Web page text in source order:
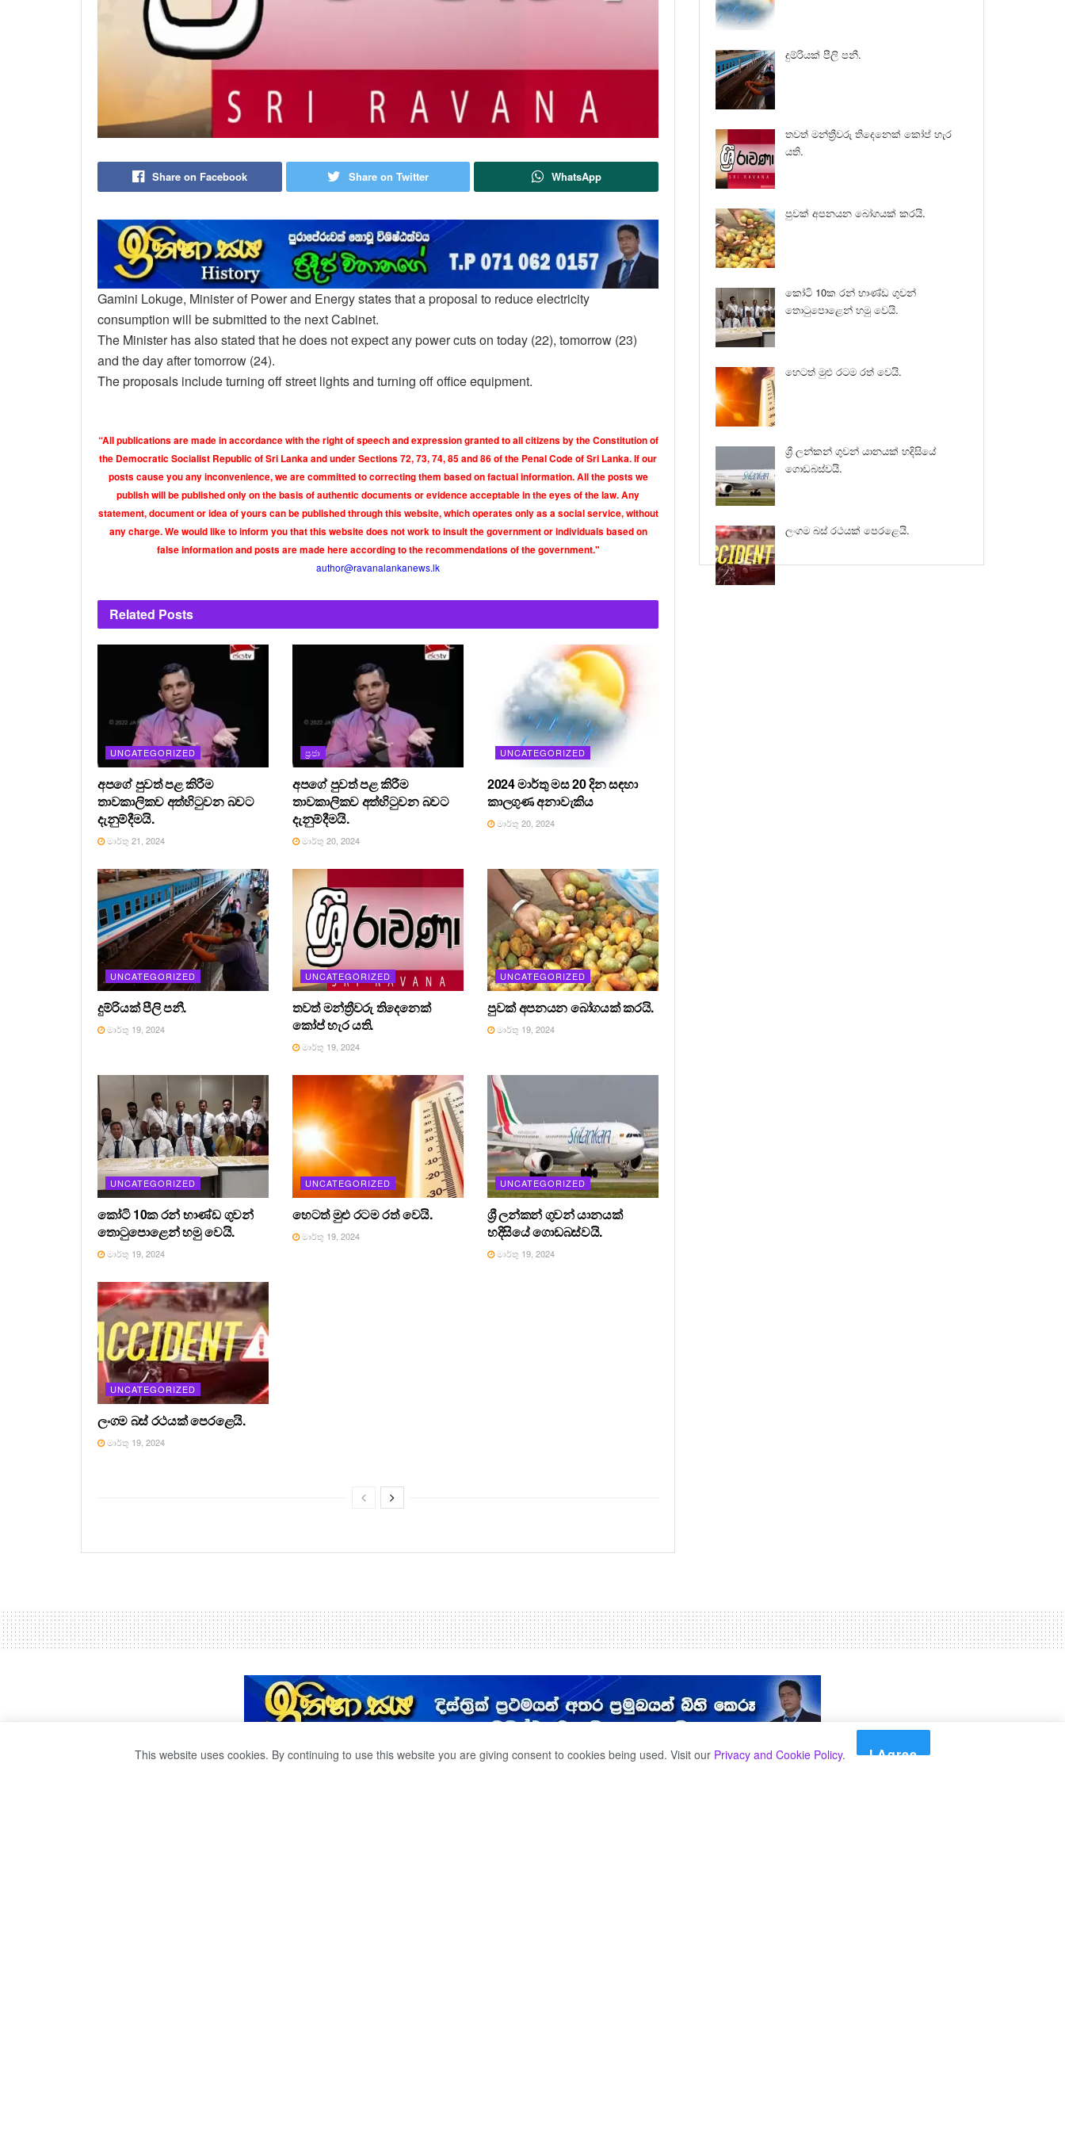
Share on Facebook Share on Twitter WhatsApp
Gamini Lokuge, Minister of Power and Energy states that a proposal to reduce electricity
consumption will be submitted to the next Cabinet.
The Minister has also stated that he does not expect any power cuts on today (22), tomorrow (23)
and the day after tomorrow (24).
The proposals include turning off street lights and turning off office equipment.
“All publications are made in accordance with the right of speech and expression granted to all citizens by the Constitution of
the Democratic Socialist Republic of Sri Lanka and under Sections 72, 73, 74, 85 and 86 of the Penal Code of Sri Lanka. If our
posts cause you any inconvenience, we are committed to correcting them based on factual information. All the posts we
publish will be published only on the basis of authentic documents or evidence acceptable in the eyes of the law. Any
statement, document or idea of yours can be published through this website, which operates only as a social service, without
any charge. We would like to inform you that this website does not work to insult the government or individuals based on
false information and posts are made here according to the recommendations of the government."
author@ravanalankanews.lk
Related Posts
UNCATEGORIZED
අපගේ පුවත් පළ කිරීම
තාවකාලිකව අත්හිටුවන බවට
දැනුම්දීමයි.
මාර්තු 21, 2024
ප්‍රජා
අපගේ පුවත් පළ කිරීම
තාවකාලිකව අත්හිටුවන බවට
දැනුම්දීමයි.
මාර්තු 20, 2024
UNCATEGORIZED
2024 මාර්තු මස 20 දින සඳහා
කාලගුණ අනාවැකිය
මාර්තු 20, 2024
UNCATEGORIZED
දුම්රියක් පීලි පනී.
මාර්තු 19, 2024
UNCATEGORIZED
තවත් මන්ත්‍රීවරු තිදෙනෙක්
කෝප් හැර යති.
මාර්තු 19, 2024
UNCATEGORIZED
පුවක් අපනයන බෝගයක් කරයි.
මාර්තු 19, 2024
UNCATEGORIZED
කෝටි 10ක රන් භාණ්ඩ ගුවන්
තොටුපොළෙන් හමු වෙයි.
මාර්තු 19, 2024
UNCATEGORIZED
හෙටත් මුළු රටම රත් වෙයි.
මාර්තු 19, 2024
UNCATEGORIZED
ශ්‍රී ලන්කන් ගුවන් යානයක්
හදිසියේ ගොඩබස්වයි.
මාර්තු 19, 2024
UNCATEGORIZED
ලංගම බස් රථයක් පෙරළෙයි.
මාර්තු 19, 2024
දුම්රියක් පීලි පනී.
තවත් මන්ත්‍රීවරු තිදෙනෙක් කෝප් හැර
යති.
පුවක් අපනයන බෝගයක් කරයි.
කෝටි 10ක රන් භාණ්ඩ ගුවන්
තොටුපොළෙන් හමු වෙයි.
හෙටත් මුළු රටම රත් වෙයි.
ශ්‍රී ලන්කන් ගුවන් යානයක් හදිසියේ
ගොඩබස්වයි.
ලංගම බස් රථයක් පෙරළෙයි.
This website uses cookies. By continuing to use this website you are giving consent to cookies being used. Visit our Privacy and Cookie Policy. I Agree